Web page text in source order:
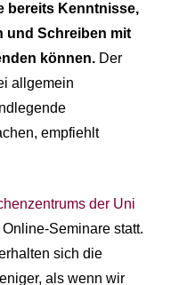
bereits Kenntnisse,
und Schreiben mit
können. Der
allgemein
empfiehlt
der Uni
Seminare statt.
sich die
als wenn wir